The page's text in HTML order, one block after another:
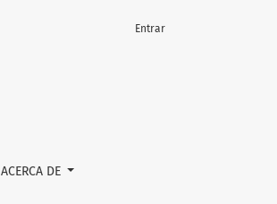
ACERCA DE
Entrar